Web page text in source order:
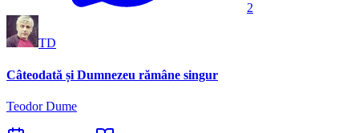
2
TD
Câteodată și Dumnezeu rămâne singur
Teodor Dume